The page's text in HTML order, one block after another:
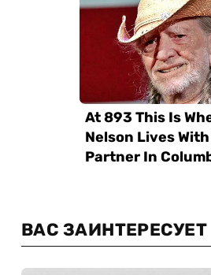
ВАС ЗАИНТЕРЕСУЕТ